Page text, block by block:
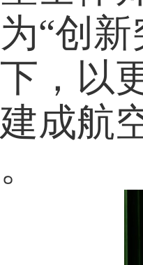
“创
，以
成航
。